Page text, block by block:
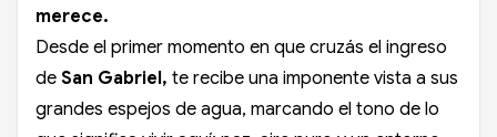
merece.
Desde el primer momento en que cruzás el ingreso
de San Gabriel, te recibe una imponente vista a sus
grandes espejos de agua, marcando el tono de lo